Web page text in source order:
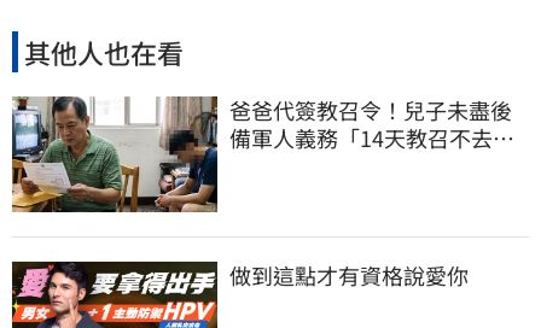
其他人也在看
爸爸代簽教召令！兒子未盡後
備軍人義務「14天教召不去」
做到這點才有資格說愛你